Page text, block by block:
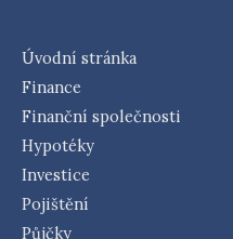
Úvodní stránka
Finance
Finanční společnosti
Hypotéky
Investice
Pojištění
Půjčky